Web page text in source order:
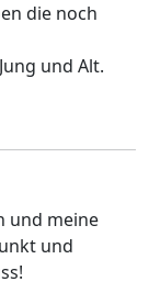
die noch
und Alt.
und meine
und